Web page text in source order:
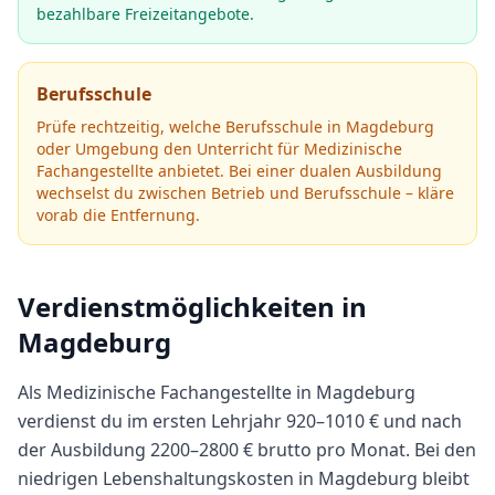
bezahlbare Freizeitangebote.
Berufsschule
Prüfe rechtzeitig, welche Berufsschule in Magdeburg
oder Umgebung den Unterricht für Medizinische
Fachangestellte anbietet. Bei einer dualen Ausbildung
wechselst du zwischen Betrieb und Berufsschule – kläre
vorab die Entfernung.
Verdienstmöglichkeiten in
Magdeburg
Als Medizinische Fachangestellte in Magdeburg
verdienst du im ersten Lehrjahr920–1010€ und nach
der Ausbildung 2200–2800€ brutto pro Monat. Bei den
niedrigen Lebenshaltungskosten in Magdeburg bleibt